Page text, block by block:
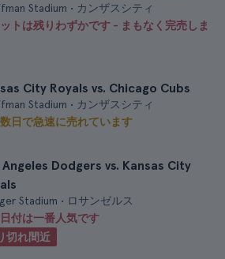
Stadium • カンザスシティ
トは残りわずかです - まもなく完売しま
City Royals vs. Chicago Cubs
Stadium • カンザスシティ
日で急速に売れています
Dodgers vs. Kansas City
Stadium • ロサンゼルス
付は一番人気です
切れ間近